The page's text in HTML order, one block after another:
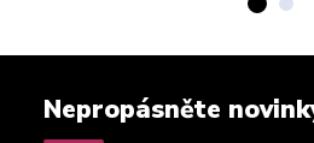
Nepropásněte